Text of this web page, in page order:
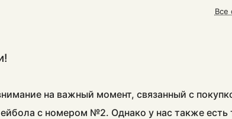
Все
на важный момент, связанный с
с номером №2. Однако у нас также